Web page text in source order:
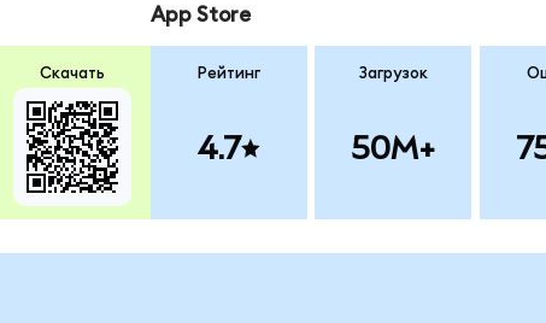
Скачать
App Store
Рейтинг
4.7
Загрузок
50M+